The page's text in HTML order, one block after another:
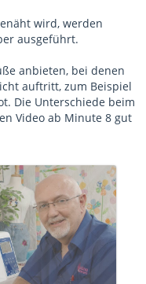
wird, werden
ausgeführt.
anbieten, bei denen
auftritt, zum Beispiel
Die Unterschiede beim
Video ab Minute 8 gut